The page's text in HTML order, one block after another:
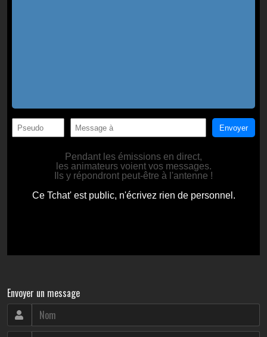
Envoyer un message